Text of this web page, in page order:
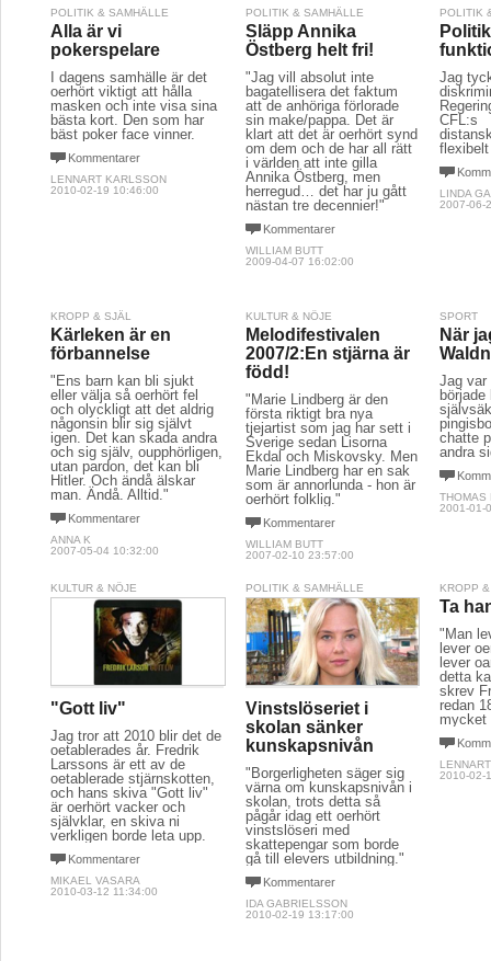
POLITIK & SAMHÄLLE
Alla är vi
pokerspelare
I dagens samhälle är det
oerhört viktigt att hålla
masken och inte visa sina
bästa kort. Den som har
bäst poker face vinner.
Kommentarer
LENNART KARLSSON
2010-02-19 10:46:00
POLITIK & SAMHÄLLE
Släpp Annika
Östberg helt fri!
"Jag vill absolut inte
bagatellisera det faktum
att de anhöriga förlorade
sin make/pappa. Det är
klart att det är oerhört synd
om dem och de har all rätt
i världen att inte gilla
Annika Östberg, men
herregud… det har ju gått
nästan tre decennier!"
Kommentarer
WILLIAM BUTT
2009-04-07 16:02:00
POLITIK
Jag
CFL:s
LINDA
2007-06-
KROPP & SJÄL
Kärleken är en
förbannelse
"Ens barn kan bli sjukt
eller välja så oerhört fel
och olyckligt att det aldrig
någonsin blir sig självt
igen. Det kan skada andra
och sig själv, oupphörligen,
utan pardon, det kan bli
Hitler. Och ändå älskar
man. Ändå. Alltid."
Kommentarer
ANNA K
2007-05-04 10:32:00
KULTUR & NÖJE
Melodifestivalen
2007/2:En stjärna är
född!
"Marie Lindberg är den
första riktigt bra nya
tjejartist som jag har sett i
Sverige sedan Lisorna
Ekdal och Miskovsky. Men
Marie Lindberg har en sak
som är annorlunda - hon är
oerhört folklig."
Kommentarer
WILLIAM BUTT
2007-02-10 23:57:00
SPORT
När
Jag var
började
chatte
andra
THOMAS
2001-01-
KULTUR & NÖJE
"Gott liv"
Jag tror att 2010 blir det de
oetablerades år. Fredrik
Larssons är ett av de
oetablerade stjärnskotten,
och hans skiva "Gott liv"
är oerhört vacker och
självklar, en skiva ni
verkligen borde leta upp.
Kommentarer
MIKAEL VASARA
2010-03-12 11:34:00
POLITIK & SAMHÄLLE
Vinstslöseriet i
skolan sänker
kunskapsnivån
"Borgerligheten säger sig
värna om kunskapsnivån i
skolan, trots detta så
pågår idag ett oerhört
vinstslöseri med
skattepengar som borde
gå till elevers utbildning."
Kommentarer
IDA GABRIELSSON
2010-02-19 13:17:00
KROPP
Ta
"Man
lever
lever
detta
skrev
redan
mycket
2010-02-